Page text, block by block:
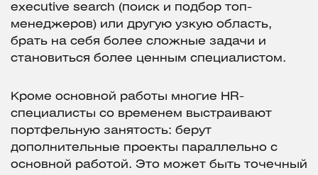
executive search (поиск и подбор топ-
менеджеров) или другую узкую область,
брать на себя более сложные задачи и
становиться более ценным специалистом.
Кроме основной работы многие HR-
специалисты со временем выстраивают
портфельную занятость: берут
дополнительные проекты параллельно с
основной работой. Это может быть точечный